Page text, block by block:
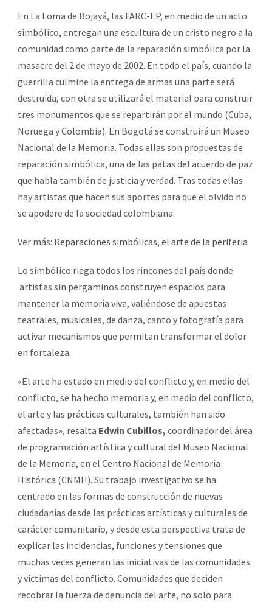
En La Loma de Bojayá, las FARC-EP, en medio de un acto
simbólico, entregan una escultura de un cristo negro a la
comunidad como parte de la reparación simbólica por la
masacre del 2 de mayo de 2002. En todo el país, cuando la
guerrilla culmine la entrega de armas una parte será
destruida, con otra se utilizará el material para construir
tres monumentos que se repartirán por el mundo (Cuba,
Noruega y Colombia). En Bogotá se construirá un Museo
Nacional de la Memoria. Todas ellas son propuestas de
reparación simbólica, una de las patas del acuerdo de paz
que habla también de justicia y verdad. Tras todas ellas
hay artistas que hacen sus aportes para que el olvido no
se apodere de la sociedad colombiana.
Ver más: Reparaciones simbólicas, el arte de la periferia
Lo simbólico riega todos los rincones del país donde
artistas sin pergaminos construyen espacios para
mantener la memoria viva, valiéndose de apuestas
teatrales, musicales, de danza, canto y fotografía para
activar mecanismos que permitan transformar el dolor
en fortaleza.
«El arte ha estado en medio del conflicto y, en medio del
conflicto, se ha hecho memoria y, en medio del conflicto,
el arte y las prácticas culturales, también han sido
afectadas», resalta Edwin Cubillos, coordinador del área
de programación artística y cultural del Museo Nacional
de la Memoria, en el Centro Nacional de Memoria
Histórica (CNMH). Su trabajo investigativo se ha
centrado en las formas de construcción de nuevas
ciudadanías desde las prácticas artísticas y culturales de
carácter comunitario, y desde esta perspectiva trata de
explicar las incidencias, funciones y tensiones que
muchas veces generan las iniciativas de las comunidades
y víctimas del conflicto. Comunidades que deciden
recobrar la fuerza de denuncia del arte, no solo para